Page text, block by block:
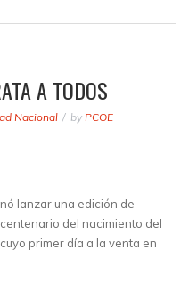
A TODOS
Nacional by PCOE
lanzar una edición de
del nacimiento del
primer día a la venta en